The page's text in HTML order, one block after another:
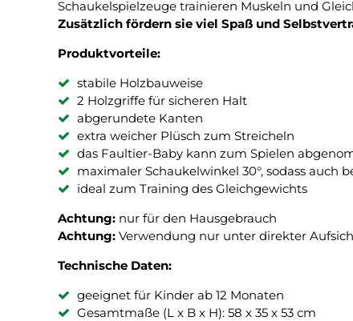
Schaukelspielzeuge trainieren Muskeln und
Zusätzlich fördern sie viel Spaß und
Produktvorteile:
stabile Holzbauweise
2 Holzgriffe für sicheren Halt
abgerundete Kanten
extra weicher Plüsch zum Streicheln
das Faultier-Baby kann zum Spielen
maximaler Schaukelwinkel 30°, sodass auch
ideal zum Training des Gleichgewichts
Achtung: nur für den Hausgebrauch
Achtung: Verwendung nur unter direkter
Technische Daten:
geeignet für Kinder ab 12 Monaten
Gesamtmaße (L x B x H): 58 x 35 x 53 cm